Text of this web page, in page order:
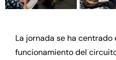
La jornada se ha centrado
funcionamiento del